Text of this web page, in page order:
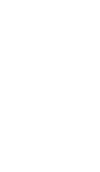
einsatzbereit